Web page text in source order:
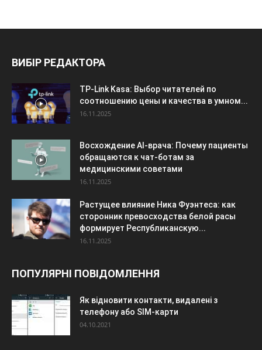
ВИБІР РЕДАКТОРА
TP-Link Kasa: Выбор читателей по
соотношению цены и качества в умном...
16.11.2025
Восхождение AI-врача: Почему пациенты
обращаются к чат-ботам за
медицинскими советами
16.11.2025
Растущее влияние Ника Фуэнтеса: как
сторонник превосходства белой расы
формирует Республиканскую...
16.11.2025
ПОПУЛЯРНІ ПОВІДОМЛЕННЯ
Як відновити контакти, видалені з
телефону або SIM-карти
04.10.2021